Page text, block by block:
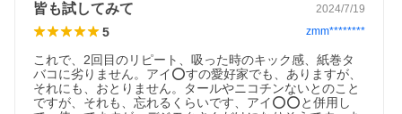
皆も試してみて 2024/7/19
5 zmm********
これで、2回目のリピート、吸った時のキック感、紙巻タ
バコに劣りません。アイ⭕️すの愛好家でも、ありますが、
それにも、おとりません。タールやニコチンないとのこと
ですが、それも、忘れるくらいです、アイ⭕️⭕️と併用し